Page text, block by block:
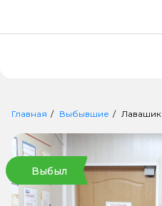
Главная Выбывшие Лавашик
Выбыл